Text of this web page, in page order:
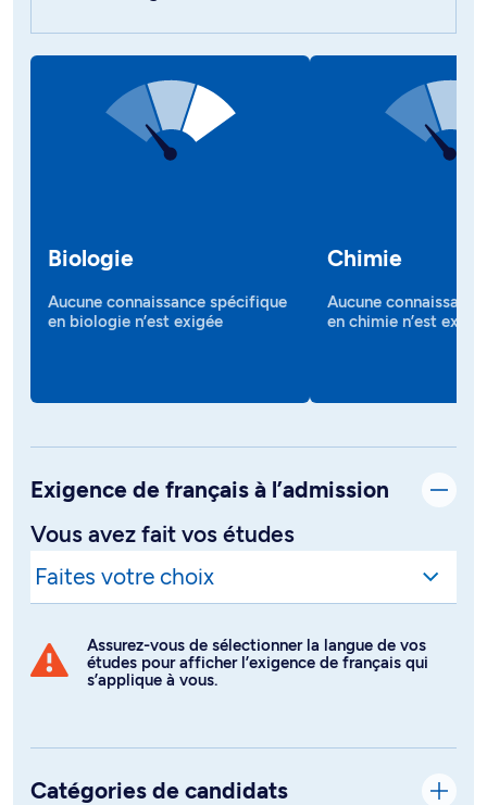
Biologie
Aucune connaissance spécifique
en biologie n’est exigée
Chimie
Aucune
en chimie n’est
Exigence de français à l’admission
Vous avez fait vos études
Assurez-vous de sélectionner la langue de vos
études pour afficher l’exigence de français qui
s’applique à vous.
Catégories de candidats